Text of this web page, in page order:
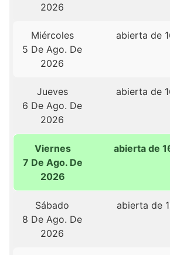
2026
Miércoles
5 De Ago. De
2026
abierta de
Jueves
6 De Ago. De
2026
abierta de
Viernes
7 De Ago. De
2026
abierta de
Sábado
8 De Ago. De
2026
abierta de